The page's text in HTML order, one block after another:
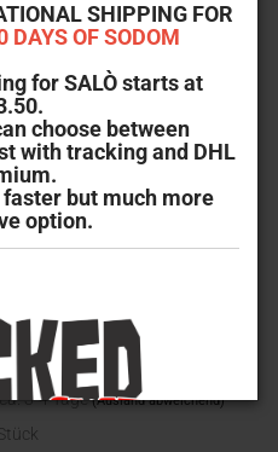
SHIPPING FOR
DAYS OF SODOM
for SALÒ starts at
choose between
with tracking and DHL
but much more
option.
4197
ca. 3-4 Tage(Ausland abweichend)